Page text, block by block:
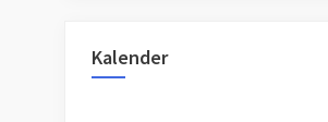
Kalender